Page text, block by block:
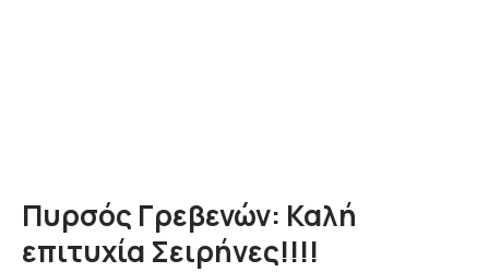
Πυρσός Γρεβενών: Καλή
επιτυχία Σειρήνες!!!!